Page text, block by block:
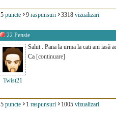
5 puncte 9 raspunsuri 3318 vizualizari
22 Pensie
Twist21
Salut . Pana la urma la cati ani iasă
Ca [continuare]
5 puncte 1 raspunsuri 1005 vizualizari